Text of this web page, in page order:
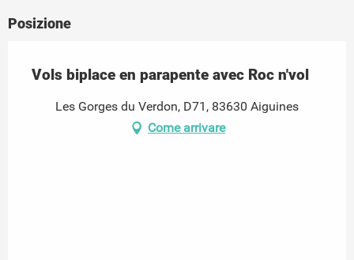
Posizione
Vols biplace en parapente avec Roc n'vol
Les Gorges du Verdon, D71, 83630 Aiguines
Come arrivare